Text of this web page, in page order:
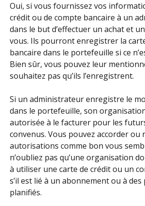
Oui, si vous fournissez vos
crédit ou de compte bancaire à un
dans le but d’effectuer un achat et
vous. Ils pourront enregistrer la
bancaire dans le portefeuille si ce
Bien sûr, vous pouvez leur
souhaitez pas qu’ils l’enregistrent.
Si un administrateur enregistre le
dans le portefeuille, son
autorisée à le facturer pour les
convenus. Vous pouvez accorder ou
autorisations comme bon vous
n’oubliez pas qu’une organisation
à utiliser une carte de crédit ou un
s’il est lié à un abonnement ou à des
planifiés.